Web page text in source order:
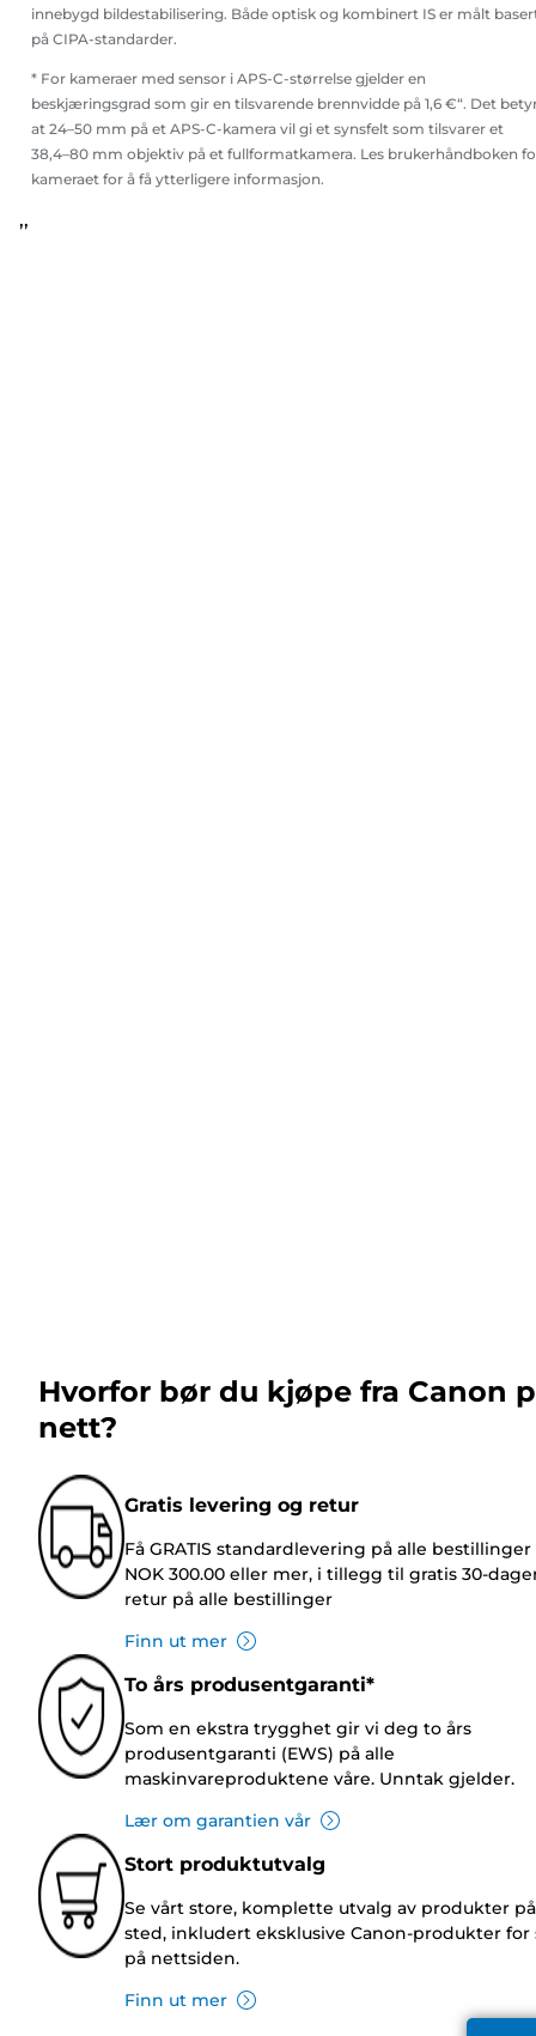
innebygd bildestabilisering. Både optisk og kombinert IS er målt
på CIPA-standarder.
* For kameraer med sensor i APS-C-størrelse gjelder en
beskjæringsgrad som gir en tilsvarende brennvidde på 1,6 €“. Det
at 24–50 mm på et APS-C-kamera vil gi et synsfelt som tilsvarer et
38,4–80 mm objektiv på et fullformatkamera. Les brukerhåndboken
kameraet for å få ytterligere informasjon.
,,
Hvorfor bør du kjøpe fra Canon
nett?
Gratis levering og retur
Få GRATIS standardlevering på alle bestillinger
NOK 300.00 eller mer, i tillegg til gratis 30-
retur på alle bestillinger
Finn ut mer
To års produsentgaranti*
Som en ekstra trygghet gir vi deg to års
produsentgaranti (EWS) på alle
maskinvareproduktene våre. Unntak gjelder.
Lær om garantien vår
Stort produktutvalg
Se vårt store, komplette utvalg av produkter
sted, inkludert eksklusive Canon-produkter for
på nettsiden.
Finn ut mer